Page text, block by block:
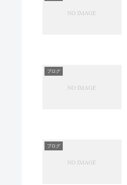
ブログ
ブログ